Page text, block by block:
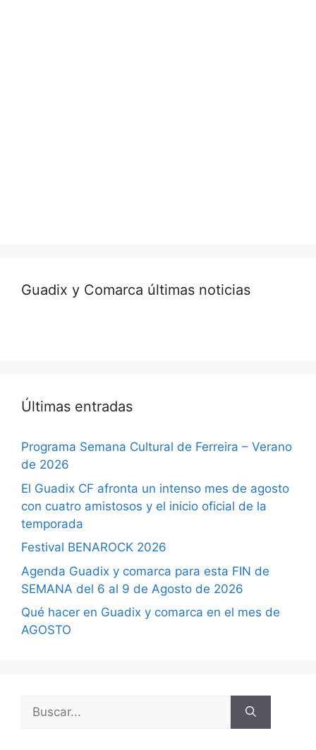
Guadix y Comarca últimas noticias
Últimas entradas
Programa Semana Cultural de Ferreira – Verano
de 2026
El Guadix CF afronta un intenso mes de agosto
con cuatro amistosos y el inicio oficial de la
temporada
Festival BENAROCK 2026
Agenda Guadix y comarca para esta FIN de
SEMANA del 6 al 9 de Agosto de 2026
Qué hacer en Guadix y comarca en el mes de
AGOSTO
Buscar: